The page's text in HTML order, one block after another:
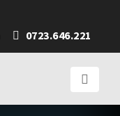
0723.646.221